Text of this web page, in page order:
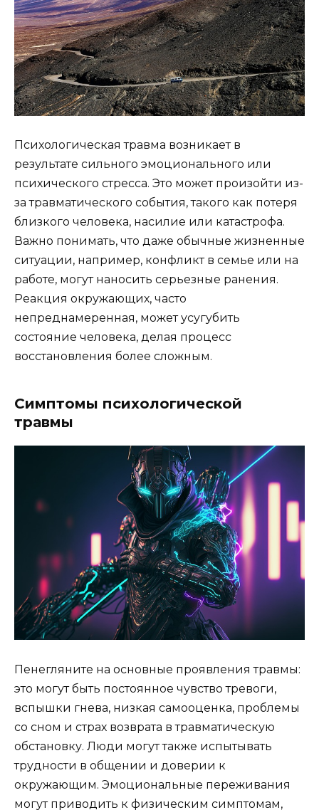
Психологическая травма возникает в
результате сильного эмоционального или
психического стресса. Это может произойти из-
за травматического события, такого как потеря
близкого человека, насилие или катастрофа.
Важно понимать, что даже обычные жизненные
ситуации, например, конфликт в семье или на
работе, могут наносить серьезные ранения.
Реакция окружающих, часто
непреднамеренная, может усугубить
состояние человека, делая процесс
восстановления более сложным.
Симптомы психологической
травмы
Пенегляните на основные проявления травмы:
это могут быть постоянное чувство тревоги,
вспышки гнева, низкая самооценка, проблемы
со сном и страх возврата в травматическую
обстановку. Люди могут также испытывать
трудности в общении и доверии к
окружающим. Эмоциональные переживания
могут приводить к физическим симптомам,